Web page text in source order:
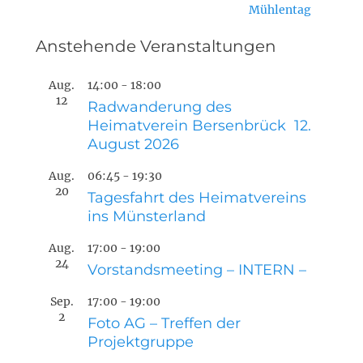
Mühlentag
Anstehende Veranstaltungen
Aug.
12
14:00 - 18:00
Radwanderung des
Heimatverein Bersenbrück 12.
August 2026
Aug.
20
06:45 - 19:30
Tagesfahrt des Heimatvereins
ins Münsterland
Aug.
24
17:00 - 19:00
Vorstandsmeeting – INTERN –
Sep.
2
17:00 - 19:00
Foto AG – Treffen der
Projektgruppe